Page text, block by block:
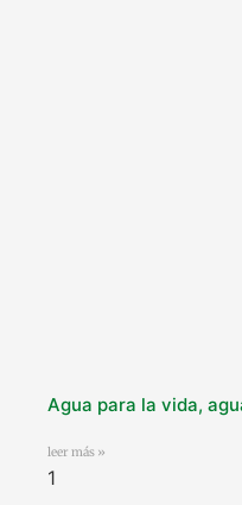
Agua para la vida,
leer más »